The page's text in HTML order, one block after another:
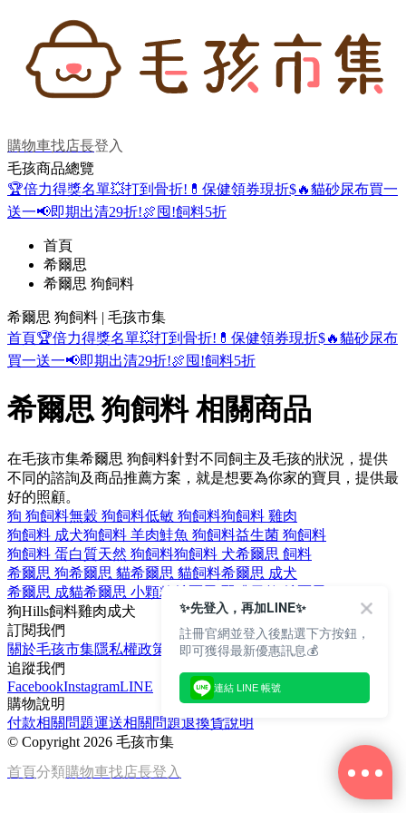
購物車找店長登入
毛孩商品總覽
🏆倍力得獎名單💥打到骨折! 💊保健領券現折$🔥貓砂尿布買一
送一📢即期出清29折!🍖囤!飼料5折
首頁
希爾思
希爾思 狗飼料
希爾思 狗飼料 | 毛孩市集
首頁🏆倍力得獎名單💥打到骨折! 💊保健領券現折$🔥貓砂尿布
買一送一📢即期出清29折!🍖囤!飼料5折
希爾思 狗飼料 相關商品
在毛孩市集希爾思 狗飼料針對不同飼主及毛孩的狀況，提供
不同的諮詢及商品推薦方案，就是想要為你家的寶貝，提供最
好的照顧。
狗 狗飼料無穀 狗飼料低敏 狗飼料狗飼料 雞肉
狗飼料 成犬狗飼料 羊肉鮭魚 狗飼料益生菌 狗飼料
狗飼料 蛋白質天然 狗飼料狗飼料 犬希爾思 飼料
希爾思 狗希爾思 貓希爾思 貓飼料希爾思 成犬
希爾思 成貓希爾思 小顆粒
狗Hills飼料雞肉成犬
訂閱我們
關於毛孩市集隱私權政策
文章
追蹤我們
FacebookInstagramLINE
購物說明
付款相關問題運送相關問題退換貨說明
© Copyright 2026 毛孩市集
首頁分類購物車找店長登入
✨先登入，再加LINE✨
註冊官網並登入後點選下方按鈕，
即可獲得最新優惠訊息💰
連結 LINE 帳號